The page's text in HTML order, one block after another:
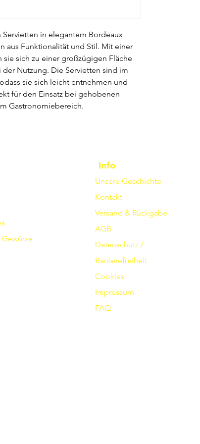
in elegantem Bordeaux
aus Funktionalität und Stil. Mit einer
sie sich zu einer großzügigen Fläche
Nutzung. Die Servietten sind im
sie sich leicht entnehmen und
für den Einsatz bei gehobenen
Gastronomiebereich.
Gewürze
Info
Unsere Geschichte
Kontakt
Versand & Rückgabe
AGB
Datenschutz /
Barrierefreiheit
Cookies
Impressum
FAQ